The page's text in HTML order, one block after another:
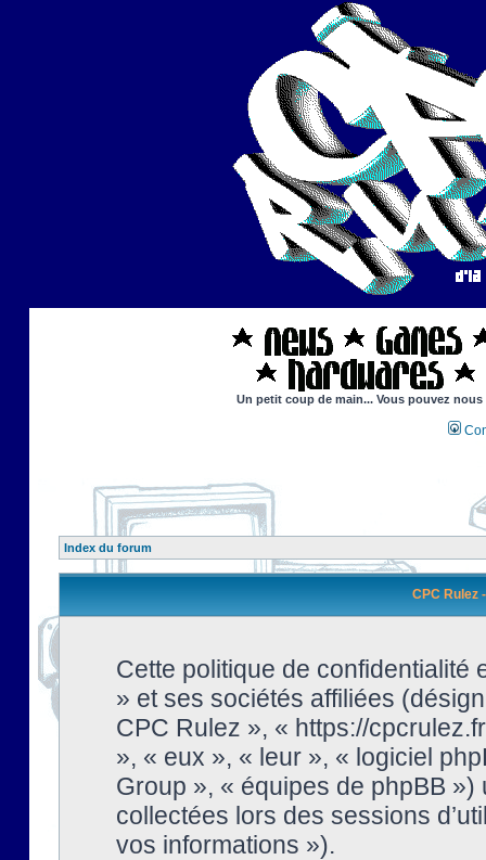
Un petit coup de main... Vous pouvez
Index du forum
CPC Rulez
Cette politique de confidentialité
» et ses sociétés affiliées
CPC Rulez », « https://
», « eux », « leur », « logiciel
Group », « équipes de phpBB
collectées lors des sessions
vos informations »).